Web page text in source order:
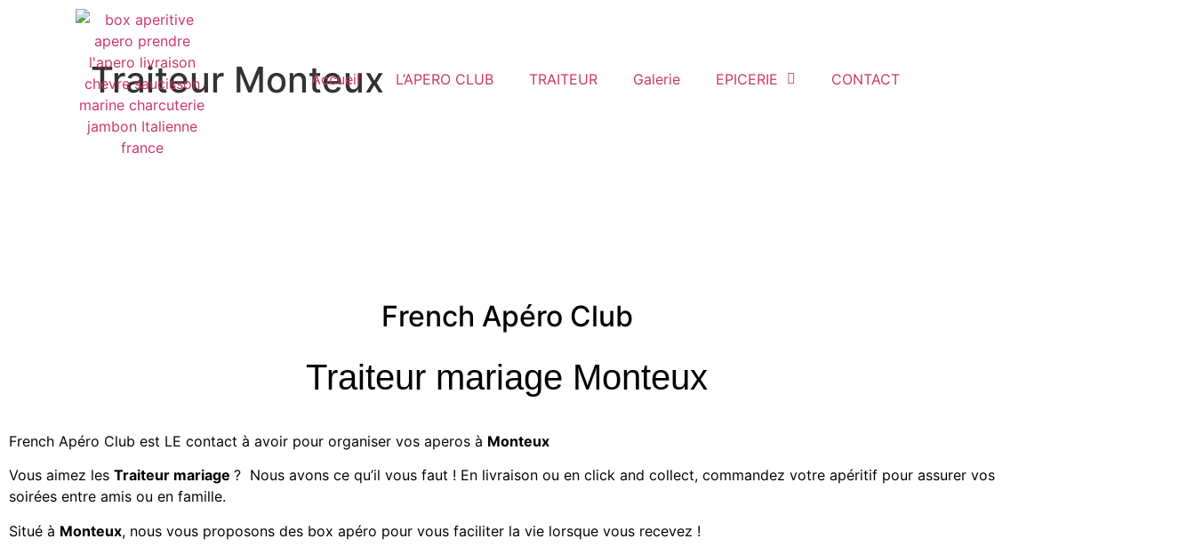
Accueil L’APERO CLUB TRAITEUR Galerie EPICERIE CONTACT
Traiteur Monteux
French Apéro Club
Traiteur mariage Monteux
French Apéro Club est LE contact à avoir pour organiser vos aperos à Monteux
Vous aimez les Traiteur mariage ? Nous avons ce qu’il vous faut ! En livraison ou en click and collect, commandez votre apéritif pour assurer vos
soirées entre amis ou en famille.
Situé à Monteux, nous vous proposons des box apéro pour vous faciliter la vie lorsque vous recevez !